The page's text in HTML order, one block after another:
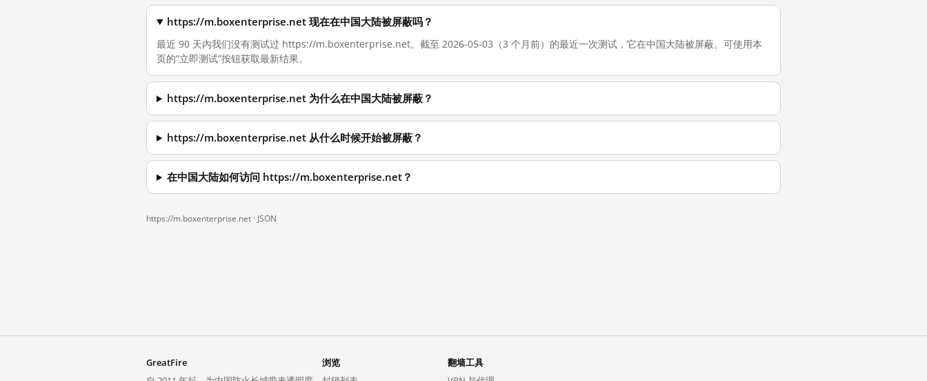
https://m.boxenterprise.net 现在在中国大陆被屏蔽吗？
最近 90 天内我们没有测试过 https://m.boxenterprise.net。截至 2026-05-03（3 个月前）的最近一次测试，它在中国大陆被屏蔽。可使用本
页的“立即测试”按钮获取最新结果。
https://m.boxenterprise.net 为什么在中国大陆被屏蔽？
https://m.boxenterprise.net 从什么时候开始被屏蔽？
在中国大陆如何访问 https://m.boxenterprise.net？
https://m.boxenterprise.net · JSON
GreatFire
浏览
翻墙工具